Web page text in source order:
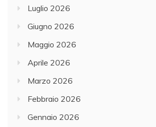
Luglio 2026
Giugno 2026
Maggio 2026
Aprile 2026
Marzo 2026
Febbraio 2026
Gennaio 2026